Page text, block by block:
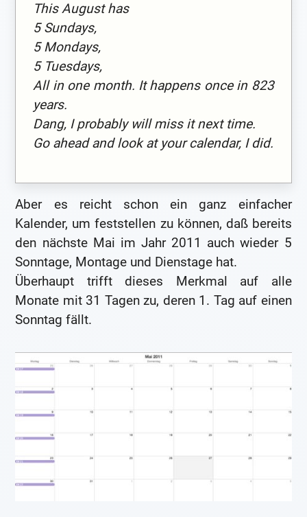
This August has
5 Sundays,
5 Mondays,
5 Tuesdays,
All in one month. It happens once in 823
years.
Dang, I probably will miss it next time.
Go ahead and look at your calendar, I did.
Aber es reicht schon ein ganz einfacher
Kalender, um feststellen zu können, daß bereits
den nächste Mai im Jahr 2011 auch wieder 5
Sonntage, Montage und Dienstage hat.
Überhaupt trifft dieses Merkmal auf alle
Monate mit 31 Tagen zu, deren 1. Tag auf einen
Sonntag fällt.